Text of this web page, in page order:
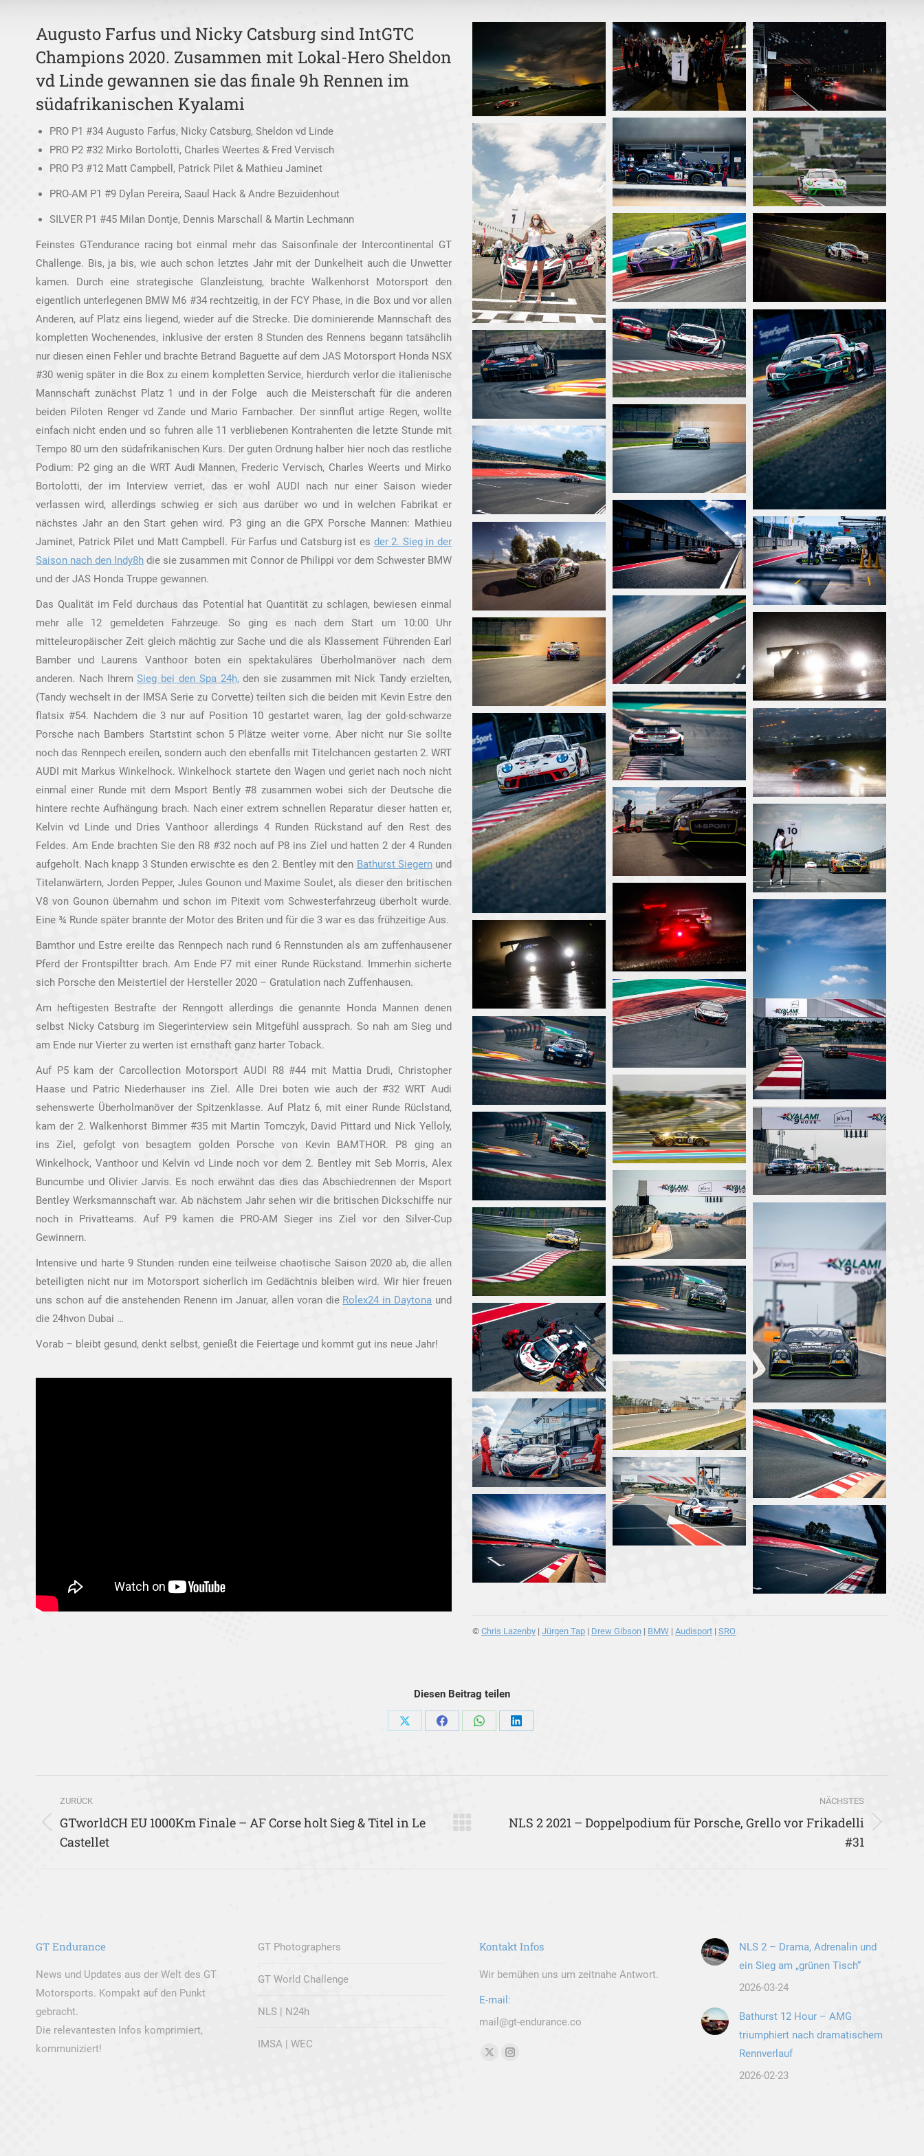
Augusto Farfus und Nicky Catsburg sind IntGTC
Champions 2020. Zusammen mit Lokal-Hero Sheldon
vd Linde gewannen sie das finale 9h Rennen im
südafrikanischen Kyalami
PRO P1 #34 Augusto Farfus, Nicky Catsburg, Sheldon vd Linde
PRO P2 #32 Mirko Bortolotti, Charles Weertes & Fred Vervisch
PRO P3 #12 Matt Campbell, Patrick Pilet & Mathieu Jaminet
PRO-AM P1 #9 Dylan Pereira, Saaul Hack & Andre Bezuidenhout
SILVER P1 #45 Milan Dontje, Dennis Marschall & Martin Lechmann
Feinstes GTendurance racing bot einmal mehr das Saisonfinale der Intercontinental GT
Challenge. Bis, ja bis, wie auch schon letztes Jahr mit der Dunkelheit auch die Unwetter
kamen. Durch eine strategische Glanzleistung, brachte Walkenhorst Motorsport den
eigentlich unterlegenen BMW M6 #34 rechtzeitig, in der FCY Phase, in die Box und vor allen
Anderen, auf Platz eins liegend, wieder auf die Strecke. Die dominierende Mannschaft des
kompletten Wochenendes, inklusive der ersten 8 Stunden des Rennens begann tatsähclih
nur diesen einen Fehler und brachte Betrand Baguette auf dem JAS Motorsport Honda NSX
#30 wenig später in die Box zu einem kompletten Service, hierdurch verlor die italienische
Mannschaft zunächst Platz 1 und in der Folge auch die Meisterschaft für die anderen
beiden Piloten Renger vd Zande und Mario Farnbacher. Der sinnflut artige Regen, wollte
einfach nicht enden und so fuhren alle 11 verbliebenen Kontrahenten die letzte Stunde mit
Tempo 80 um den südafrikanischen Kurs. Der guten Ordnung halber hier noch das restliche
Podium: P2 ging an die WRT Audi Mannen, Frederic Vervisch, Charles Weerts und Mirko
Bortolotti, der im Interview verriet, das er wohl AUDI nach nur einer Saison wieder
verlassen wird, allerdings schwieg er sich aus darüber wo und in welchen Fabrikat er
nächstes Jahr an den Start gehen wird. P3 ging an die GPX Porsche Mannen: Mathieu
Jaminet, Patrick Pilet und Matt Campbell. Für Farfus und Catsburg ist es der 2. Sieg in der
Saison nach den Indy8h die sie zusammen mit Connor de Philippi vor dem Schwester BMW
und der JAS Honda Truppe gewannen.
Das Qualität im Feld durchaus das Potential hat Quantität zu schlagen, bewiesen einmal
mehr alle 12 gemeldeten Fahrzeuge. So ging es nach dem Start um 10:00 Uhr
mitteleuropäischer Zeit gleich mächtig zur Sache und die als Klassement Führenden Earl
Bamber und Laurens Vanthoor boten ein spektakuläres Überholmanöver nach dem
anderen. Nach IhremSieg bei den Spa 24h,den sie zusammen mit Nick Tandy erzielten,
(Tandy wechselt in der IMSA Serie zu Corvette) teilten sich die beiden mit Kevin Estre den
flatsix #54. Nachdem die 3 nur auf Position 10 gestartet waren, lag der gold-schwarze
Porsche nach Bambers Startstint schon 5 Plätze weiter vorne. Aber nicht nur Sie sollte
noch das Rennpech ereilen, sondern auch den ebenfalls mit Titelchancen gestarten 2. WRT
AUDI mit Markus Winkelhock. Winkelhock startete den Wagen und geriet nach noch nicht
einmal einer Runde mit dem Msport Bently #8 zusammen wobei sich der Deutsche die
hintere rechte Aufhängung brach. Nach einer extrem schnellen Reparatur dieser hatten er,
Kelvin vd Linde und Dries Vanthoor allerdings 4 Runden Rückstand auf den Rest des
Feldes. Am Ende brachten Sie den R8 #32 noch auf P8 ins Ziel und hatten 2 der 4 Runden
aufgeholt. Nach knapp 3 Stunden erwischte es den 2. Bentley mit den Bathurst Siegernund
Titelanwärtern, Jorden Pepper, Jules Gounon und Maxime Soulet, als dieser den britischen
V8 von Gounon übernahm und schon im Pitexit vom Schwesterfahrzeug überholt wurde.
Eine ¾ Runde später brannte der Motor des Briten und für die 3 war es das frühzeitige Aus.
Bamthor und Estre ereilte das Rennpech nach rund 6 Rennstunden als am zuffenhausener
Pferd der Frontspiltter brach. Am Ende P7 mit einer Runde Rückstand. Immerhin sicherte
sich Porsche den Meistertiel der Hersteller 2020 – Gratulation nach Zuffenhausen.
Am heftigesten Bestrafte der Renngott allerdings die genannte Honda Mannen denen
selbst Nicky Catsburg im Siegerinterview sein Mitgefühl aussprach. So nah am Sieg und
am Ende nur Vierter zu werten ist ernsthaft ganz harter Toback.
Auf P5 kam der Carcollection Motorsport AUDI R8 #44 mit Mattia Drudi, Christopher
Haase und Patric Niederhauser ins Ziel. Alle Drei boten wie auch der #32 WRT Audi
sehenswerte Überholmanöver der Spitzenklasse. Auf Platz 6, mit einer Runde Rüclstand,
kam der 2. Walkenhorst Bimmer #35 mit Martin Tomczyk, David Pittard und Nick Yelloly,
ins Ziel, gefolgt von besagtem golden Porsche von Kevin BAMTHOR. P8 ging an
Winkelhock, Vanthoor und Kelvin vd Linde noch vor dem 2. Bentley mit Seb Morris, Alex
Buncumbe und Olivier Jarvis. Es noch erwähnt das dies das Abschiedrennen der Msport
Bentley Werksmannschaft war. Ab nächstem Jahr sehen wir die britischen Dickschiffe nur
noch in Privatteams. Auf P9 kamen die PRO-AM Sieger ins Ziel vor den Silver-Cup
Gewinnern.
Intensive und harte 9 Stunden runden eine teilweise chaotische Saison 2020 ab, die allen
beteiligten nicht nur im Motorsport sicherlich im Gedächtnis bleiben wird. Wir hier freuen
uns schon auf die anstehenden Renenn im Januar, allen voran die Rolex24 in Daytona und
die 24hvon Dubai …
Vorab – bleibt gesund, denkt selbst, genießt die Feiertage und kommt gut ins neue Jahr!
© Chris Lazenby | Jürgen Tap | Drew Gibson | BMW | Audisport | SRO
Diesen Beitrag teilen
Share
Share
Share
Share
Kommentarnavigation
ZURÜCK
Vorheriger
Beitrag:
GTworldCH EU 1000Km Finale – AF Corse holt Sieg & Titel in Le
Castellet
NÄCHSTES
Nächster
NLS 2 2021 – Doppelpodium für Porsche, Grello vor Frikadelli
#31
GT Endurance
News und Updates aus der Welt des GT
Motorsports. Kompakt auf den Punkt
gebracht.
Die relevantesten Infos komprimiert,
kommuniziert!
GT Photographers
GT World Challenge
NLS | N24h
IMSA | WEC
Kontakt Infos
Wir bemühen uns um zeitnahe Antwort.
E-mail:
mail@gt-endurance.co
Finden Sie uns auf:
X
Instagram
NLS 2 – Drama, Adrenalin und
ein Sieg am „grünen Tisch“
2026-03-24
Bathurst 12 Hour – AMG
triumphiert nach dramatischem
Rennverlauf
2026-02-23